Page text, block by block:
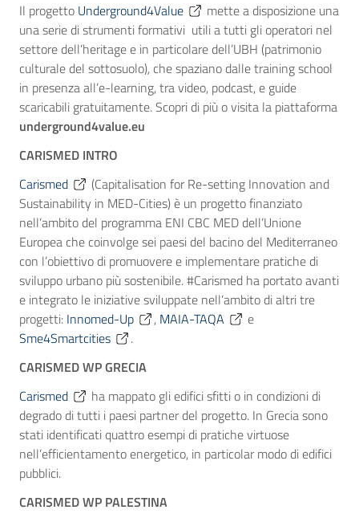
Il progetto Underground4Value
mette a disposizione una
una serie di strumenti formativi utili a tutti gli operatori nel
settore dell’heritage e in particolare dell’UBH (patrimonio
culturale del sottosuolo), che spaziano dalle training school
in presenza all’e-learning, tra video, podcast, e guide
scaricabili gratuitamente. Scopri di più o visita la piattaforma
underground4value.eu
CARISMED INTRO
Carismed
(Capitalisation for Re-setting Innovation and
Sustainability in MED-Cities) è un progetto finanziato
nell’ambito del programma ENI CBC MED dell’Unione
Europea che coinvolge sei paesi del bacino del Mediterraneo
con l’obiettivo di promuovere e implementare pratiche di
sviluppo urbano più sostenibile. #Carismed ha portato avanti
e integrato le iniziative sviluppate nell’ambito di altri tre
progetti: Innomed-Up , MAIA-TAQA
e
Sme4Smartcities
.
CARISMED WP GRECIA
Carismed
ha mappato gli edifici sfitti o in condizioni di
degrado di tutti i paesi partner del progetto. In Grecia sono
stati identificati quattro esempi di pratiche virtuose
nell’efficientamento energetico, in particolar modo di edifici
pubblici.
CARISMED WP PALESTINA